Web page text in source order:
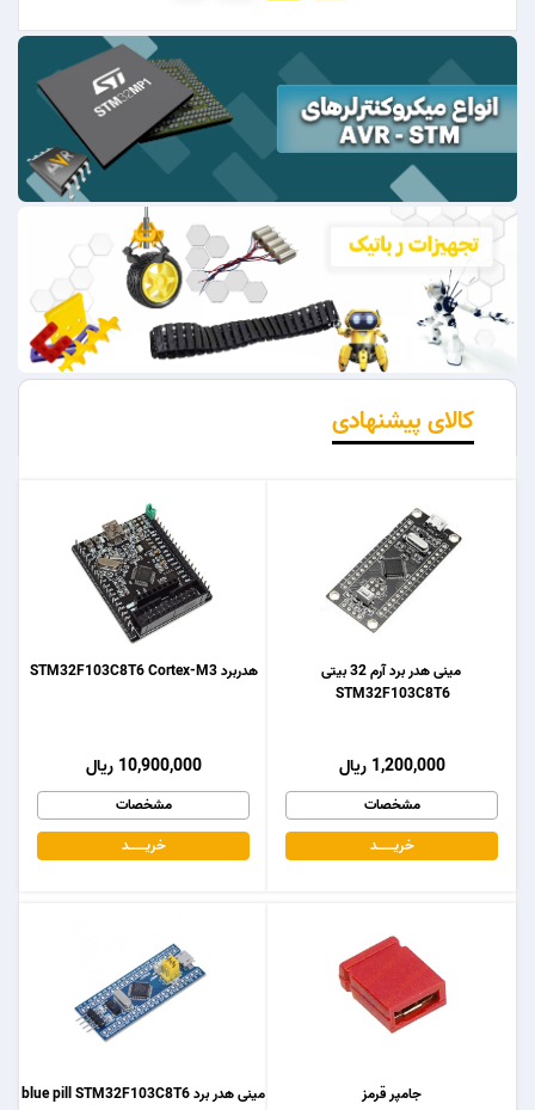
کالای پیشنهادی
هدربرد STM32F103C8T6 Cortex-M3
10,900,000 ریال
مشخصات
خریـــــــد
مینی هدر برد آرم 32 بیتی
STM32F103C8T6
1,200,000 ریال
مشخصات
خریـــــــد
مینی هدر برد blue pill STM32F103C8T6 جامپر قرمز